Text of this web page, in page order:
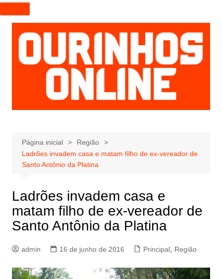
I
r
p
a
r
a
e
ú
d
Página inicial
Região
Ladrões invadem casa e matam filho de ex-vereador de
Santo Antônio da Platina
Ladrões invadem casa e
matam filho de ex-vereador de
Santo Antônio da Platina
admin 16 de junho de 2016 Principal, Região